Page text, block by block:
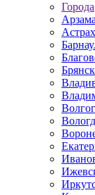
Города
Брянск